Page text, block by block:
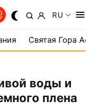
RU
Святая Гора
воды и
плена